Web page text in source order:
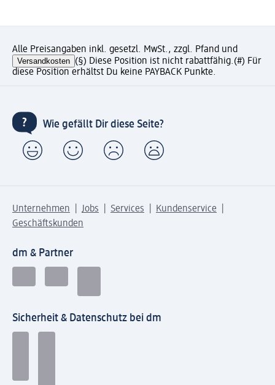
Alle Preisangaben inkl. gesetzl. MwSt., zzgl. Pfand und
Versandkosten (§) Diese Position ist nicht rabattfähig.(#) Für
diese Position erhältst Du keine PAYBACK Punkte.
Wie gefällt Dir diese Seite?
Unternehmen Jobs Services
Kundenservice
Geschäftskunden
dm & Partner
Sicherheit & Datenschutz bei dm